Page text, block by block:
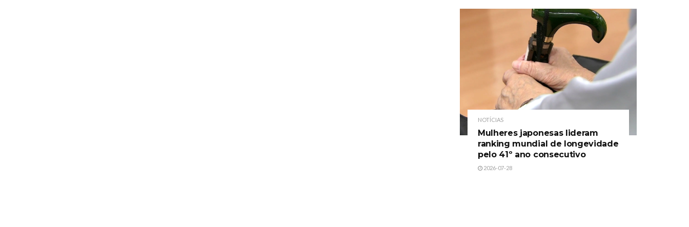
NOTÍCIAS
Mulheres japonesas lideram
ranking mundial de longevidade
pelo 41º ano consecutivo
2026-07-28